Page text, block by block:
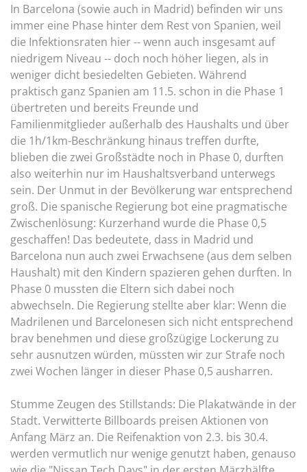
In Barcelona (sowie auch in Madrid) befinden wir uns
immer eine Phase hinter dem Rest von Spanien, weil
die Infektionsraten hier -- wenn auch insgesamt auf
niedrigem Niveau -- doch noch höher liegen, als in
weniger dicht besiedelten Gebieten. Während
praktisch ganz Spanien am 11.5. schon in die Phase 1
übertreten und bereits Freunde und
Familienmitglieder außerhalb des Haushalts und über
die 1h/1km-Beschränkung hinaus treffen durfte,
blieben die zwei Großstädte noch in Phase 0, durften
also weiterhin nur im Haushaltsverband unterwegs
sein. Der Unmut in der Bevölkerung war entsprechend
groß. Die spanische Regierung bot eine pragmatische
Zwischenlösung: Kurzerhand wurde die Phase 0,5
geschaffen! Das bedeutete, dass in Madrid und
Barcelona nun auch zwei Erwachsene (aus dem selben
Haushalt) mit den Kindern spazieren gehen durften. In
Phase 0 mussten die Eltern sich dabei noch
abwechseln. Die Regierung stellte aber klar: Wenn die
Madrilenen und Barcelonesen sich nicht entsprechend
brav benehmen und diese großzügige Lockerung zu
sehr ausnutzen würden, müssten wir zur Strafe noch
zwei Wochen länger in dieser Phase 0,5 ausharren.
Stumme Zeugen des Stillstands: Die Plakatwände in der
Stadt. Verwitterte Billboards preisen Aktionen von
Anfang März an. Die Reifenaktion von 2.3. bis 30.4.
werden vermutlich nur wenige genutzt haben, genauso